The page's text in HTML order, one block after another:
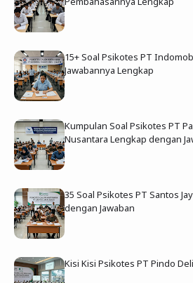
15+ Soal Psikotes PT
Jawabannya Lengkap
Kumpulan Soal Psikotes PT
Nusantara Lengkap dengan
35 Soal Psikotes PT Santos
dengan Jawaban
Kisi Kisi Psikotes PT Pindo